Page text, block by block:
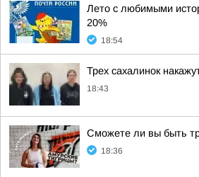
Лето с любимыми
20%
18:54
Трех сахалинок
18:43
Сможете ли вы быть
18:36